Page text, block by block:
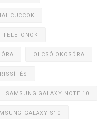
CUCCOK
TELEFONOK
OLCSÓ OKOSÓRA
SAMSUNG GALAXY NOTE 10
GALAXY S10